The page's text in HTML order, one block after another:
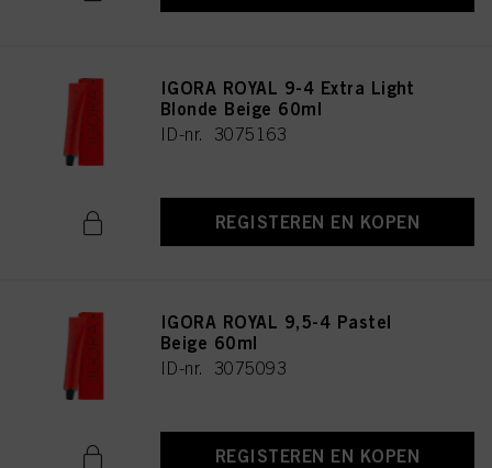
IGORA ROYAL 9-4 Extra Light
Blonde Beige 60ml
ID-nr. 3075163
REGISTEREN EN KOPEN
IGORA ROYAL 9,5-4 Pastel
Beige 60ml
ID-nr. 3075093
REGISTEREN EN KOPEN